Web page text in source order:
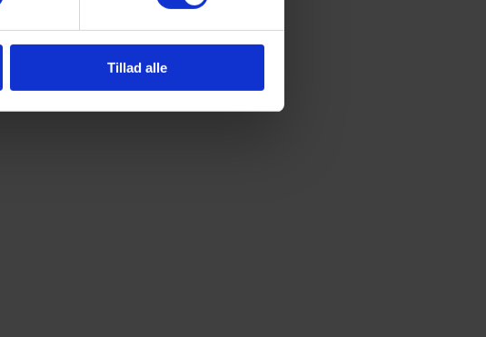
Tillad alle